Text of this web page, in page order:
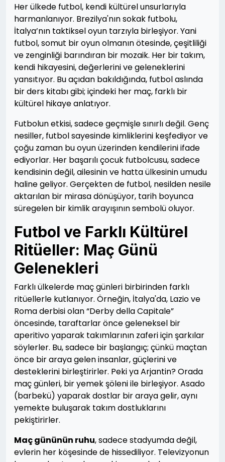
Her ülkede futbol, kendi kültürel unsurlarıyla
harmanlanıyor. Brezilya'nın sokak futbolu,
İtalya’nın taktiksel oyun tarzıyla birleşiyor. Yani
futbol, somut bir oyun olmanın ötesinde, çeşitliliği
ve zenginliği barındıran bir mozaik. Her bir takım,
kendi hikayesini, değerlerini ve geleneklerini
yansıtıyor. Bu açıdan bakıldığında, futbol aslında
bir ders kitabı gibi; içindeki her maç, farklı bir
kültürel hikaye anlatıyor.
Futbolun etkisi, sadece geçmişle sınırlı değil. Genç
nesiller, futbol sayesinde kimliklerini keşfediyor ve
çoğu zaman bu oyun üzerinden kendilerini ifade
ediyorlar. Her başarılı çocuk futbolcusu, sadece
kendisinin değil, ailesinin ve hatta ülkesinin umudu
haline geliyor. Gerçekten de futbol, nesilden nesile
aktarılan bir mirasa dönüşüyor, tarih boyunca
süregelen bir kimlik arayışının sembolü oluyor.
Futbol ve Farklı Kültürel
Ritüeller: Maç Günü
Gelenekleri
Farklı ülkelerde maç günleri birbirinden farklı
ritüellerle kutlanıyor. Örneğin, İtalya'da, Lazio ve
Roma derbisi olan “Derby della Capitale”
öncesinde, taraftarlar önce geleneksel bir
aperitivo yaparak takımlarının zaferi için şarkılar
söylerler. Bu, sadece bir başlangıç; çünkü maçtan
önce bir araya gelen insanlar, güçlerini ve
desteklerini birleştirirler. Peki ya Arjantin? Orada
maç günleri, bir yemek şöleni ile birleşiyor. Asado
(barbekü) yaparak dostlar bir araya gelir, aynı
yemekte buluşarak takım dostluklarını
pekiştirirler.
Maç gününün ruhu, sadece stadyumda değil,
evlerin her köşesinde de hissediliyor. Televizyonun